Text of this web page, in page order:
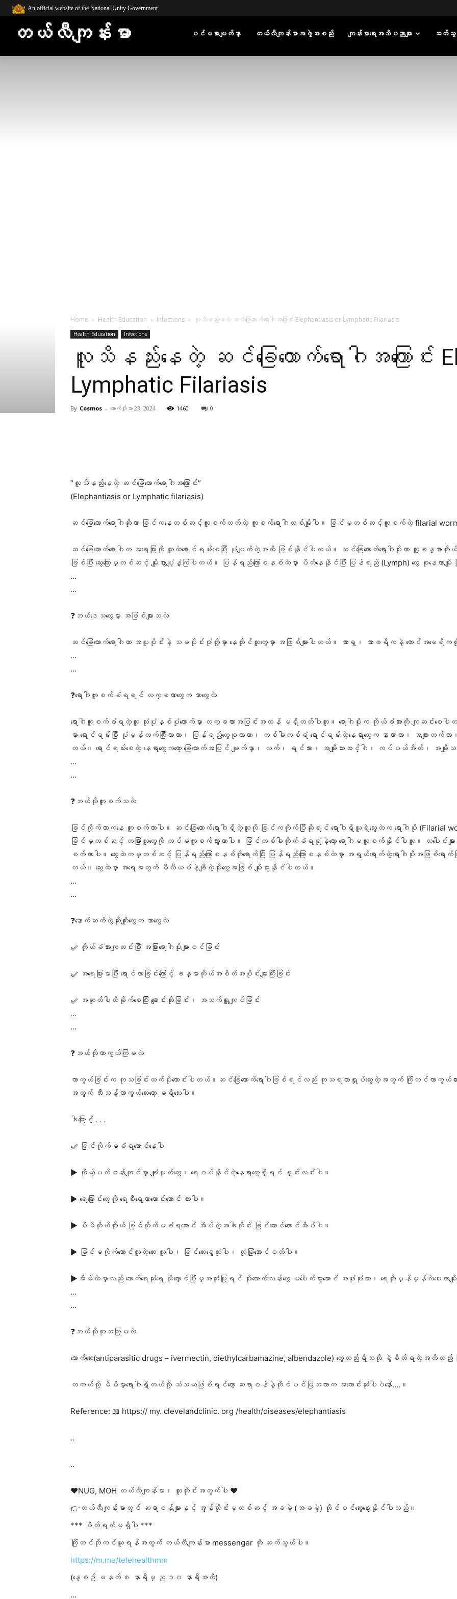
An official website of the National Unity Government
တယ်လီကျန်းမာ ပင်မစာမျက်နှာ တယ်လီကျန်းမာအဖွဲ့အစည်း ကျန်းမာရေးအသိပညာများ ဆက်
Home Health Education Infections လူသိနည်းနေတဲ့ ဆင်ခြေထောက်ရောဂါအကြောင်း Elephantiasis or Lymphatic Filariasis
Health Education Infections
လူသိနည်းနေတဲ့ ဆင်ခြေထောက်ရောဂါအကြောင်း
Lymphatic Filariasis
By Cosmos - အောက်တိုဘာ 23, 2024 1460 0
“လူသိနည်းနေတဲ့ ဆင်ခြေထောက်ရောဂါအကြောင်း”
(Elephantiasis or Lymphatic filariasis)
ဆင်ခြေထောက်ရောဂါဆိုတာ ခြင်ကနေတစ်ဆင့်ကူးစက်တတ်တဲ့ ကူးစက်ရောဂါတစ်မျိုးပါ။ ခြင်မှတစ်ဆင့်ကူးစက်တဲ့ filarial worm က
ဆင်ခြေထောက်ရောဂါက အရေပြားကို ထူထဲရောင်ရမ်းစေပြီး ပုံပျက်တဲ့အထိ ဖြစ်နိုင်ပါတယ်။ ဆင်ခြေထောက်ရောဂါပိုးဟာ လူ့ခန္ဓ
ဖြစ်ပြီး သွေးကြောမှတစ်ဆင့် မျိုးပွားပျံ့နှံ့ကြပါတယ်။ ပြန်ရည်ကြောစနစ်ထဲမှာ ပိတ်နေနိုင်ပြီး ပြန်ရည် (Lymph) တွေ စုနေတာမ
…
…
❓ဘယ်ဒေသတွေမှာ အဖြစ်များသလဲ
ဆင်ခြေထောက်ရောဂါဟာ အပူပိုင်းနဲ့ သမပိုင်းဇုံတို့မှာ နေထိုင်သူတွေမှာ အဖြစ်များပါတယ်။ အာရှ၊ အာဖရိကနဲ့ တောင်အမေရိကတို့
…
…
❓ရောဂါကူးစက်ခံရရင် လက္ခဏာတွေက ဘာတွေလဲ
ရောဂါကူးစက်ခံရတဲ့လူ သုံးပုံနှစ်ပုံလောက်မှာ လက္ခဏာအပြင်းအထန် မရှိတတ်ပါဘူး။ ရောဂါပိုးက ကိုယ်ခံအားကို ကျဆင်းစေ
မှာ ရောင်ရမ်းပြီး ပုံမှန်ထက်ကြီးလာတာ၊ ပြန်ရည်တွေစုလာတာ၊ တစ်ခါတစ်ရံ ရောင်ရမ်းတဲ့နေရာတွေက နာလာတာ၊ အဖျား
တယ်။ ရောင်ရမ်းစေတဲ့ နေရာတွေကတော့ ခြေထောက်အပြင် မျက်နှာ၊ လက်၊ ရင်သား၊ အမျိုးသားအင်္ဂါ၊ ကပ်ပယ်အိတ်၊ အမ
…
…
❓ဘယ်လိုကူးစက်သလဲ
ခြင်ကိုက်တာကနေ ကူးစက်တာပါ။ ဆင်ခြေထောက်ရောဂါရှိတဲ့သူကို ခြင်ကကိုက်ပြီဆိုရင် ရောဂါရှိသူရဲ့သွေးထဲက ရောဂါပိုး
ခြင်မှတစ်ဆင့် တခြားသူတွေကို ထပ်မံကူးစက်သွားတာပါ။ ခြင်တစ်ခါကိုက်ခံရရုံနဲ့တော့ ရောဂါမကူးစက်နိုင်ပါဘူး။ လပေါင်းမ
စက်တာပါ။ သွေးထဲကမှတစ်ဆင့် ပြန်ရည်ကြောစနစ်ကိုရောက်ပြီး ပြန်ရည်ကြောစနစ်ထဲမှာ အရွယ်ရောက်တဲ့ရောဂါပိုးအဖြစ်ရ
တယ်။ သွေးထဲမှာ အရေအတွက် မီလီယမ်နဲ့ချီတဲ့ပိုးတွေအဖြစ် မျိုးပွားနိုင်ပါတယ်။
…
…
❓နောက်ဆက်တွဲဆိုးကျိုးတွေက ဘာတွေလဲ
✅ ကိုယ်ခံအားကျဆင်းပြီး အခြားရောဂါပိုးများဝင်ခြင်း
✅ အရေပြားမာပြီး ရောင်လာခြင်းကြောင့် ခန္ဓာကိုယ်အစိတ်အပိုင်းများကြီးခြင်း
✅ အဆုတ်ပါထိခိုက်စေပြီး ချောင်းဆိုးခြင်း၊ အသက်ရှူကျပ်ခြင်း
…
…
❓ဘယ်လိုကာကွယ်ကြမလဲ
ကာကွယ်ခြင်းက ကုသခြင်းထက်ပိုကောင်းပါတယ်။ဆင်ခြေထောက်ရောဂါဖြစ်ရင်လည်း ကုသရတာရှုပ်ထွေးတဲ့အတွက် ကြိုတင်ကာကွယ်ထားတာ
အတွက် သီးသန့်ကာကွယ်ဆေးတော့ မရှိသေးပါ။
ဒါကြောင့် . . .
✅ ခြင်ကိုက်မခံရအောင်နေပါ
▶ ကိုယ့်ပတ်ဝန်းကျင်မှာ ချုံပုတ်တွေ၊ ရေဝပ်နိုင်တဲ့နေရာတွေရှိရင် ရှင်းလင်းပါ။
▶ ရေမြောင်းတွေကို ရေစီးရေလာကောင်းအောင် ထားပါ။
▶ မိမိကိုယ်ကိုယ် ခြင်ကိုက်မခံရအောင် အိပ်တဲ့အခါတိုင်း ခြင်ထောင်ထောင်အိပ်ပါ။
▶ ခြင်မကိုက်အောင်လူးတဲ့ဆေး လူးပါ၊ ခြင်ဆေးခွေသုံးပါ၊ လုံခြုံအောင်ဝတ်ပါ။
▶အိမ်ထဲမှာလည်း သောက်ရေသုံးရေ သိုလှောင်ပြီးမှအသုံးပြုရင် ပိုးလောက်လန်းတွေ မပေါက်ပွားအောင် အဖုံးဖုံးတာ၊ ရေကိုမှန်မှန်လဲပေးတာမျို
…
…
❓ဘယ်လိုကုသကြမလဲ
သောက်ဆေး(antiparasitic drugs – ivermectin, diethylcarbamazine, albendazole) တွေလည်းရှိသလို ခွဲစိတ်ရတဲ့အထိလည်
တကယ်လို့ မိမိမှာရောဂါရှိတယ်လို့ သံသယဖြစ်ရင်တော့ ဆရာဝန်နဲ့တိုင်ပင်ပြသတာက အကောင်းဆုံးပါပဲနော်….။
Reference: 📖 https:// my. clevelandclinic. org /health/diseases/elephantiasis
..
..
❤️NUG, MOH တယ်လီကျန်းမာ၊ လူတိုင်းအတွက်ပါ ❤️
👉တယ်လီကျန်းမာတွင် ဆရာဝန်များနှင့် အွန်လိုင်းမှတစ်ဆင့် အခမဲ့ (အခမဲ့) တိုင်ပင်ဆွေးနွေးနိုင်ပါသည်။
*** ပိတ်ရက်မရှိပါ ***
ကြိုတင်ဘိုကင်ယူရန်အတွက် တယ်လီကျန်းမာ messenger ကို ဆက်သွယ်ပါ။
https://m.me/telehealthmm
(နေ့စဥ် မနက် ၈ နာရီမှ ည ၁၀ နာရီအထိ)
…